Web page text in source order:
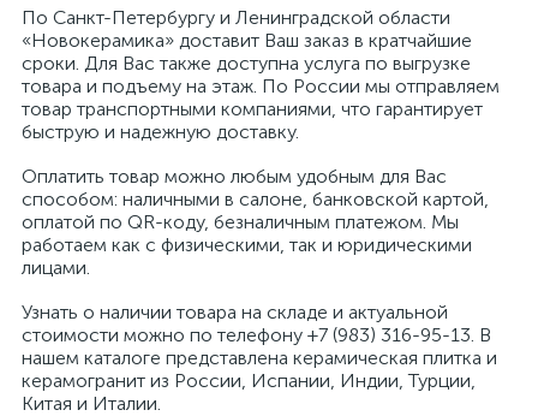
По Санкт-Петербургу и Ленинградской области
«Новокерамика» доставит Ваш заказ в кратчайшие
сроки. Для Вас также доступна услуга по выгрузке
товара и подъему на этаж. По России мы отправляем
товар транспортными компаниями, что гарантирует
быструю и надежную доставку.
Оплатить товар можно любым удобным для Вас
способом: наличными в салоне, банковской картой,
оплатой по QR-коду, безналичным платежом. Мы
работаем как с физическими, так и юридическими
лицами.
Узнать о наличии товара на складе и актуальной
стоимости можно по телефону +7 (983) 316-95-13. В
нашем каталоге представлена керамическая плитка и
керамогранит из России, Испании, Индии, Турции,
Китая и Италии.